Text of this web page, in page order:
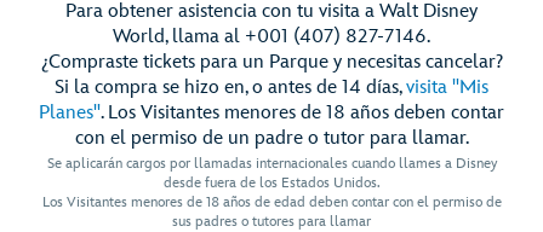
Para obtener asistencia con tu visita a Walt Disney
World, llama al +001 (407) 827-7146.
¿Compraste tickets para un Parque y necesitas cancelar?
Si la compra se hizo en, o antes de 14 días,visita "Mis
Planes". Los Visitantes menores de 18 años deben contar
con el permiso de un padre o tutor para llamar.
Se aplicarán cargos por llamadas internacionales cuando llames a Disney
desde fuera de los Estados Unidos.
Los Visitantes menores de 18 años de edad deben contar con el permiso de
sus padres o tutores para llamar